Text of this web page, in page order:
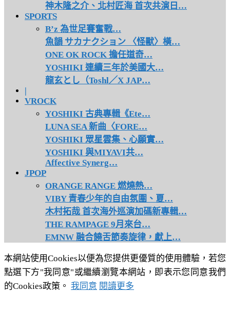
神木隆之介、北村匠海 首次共演日…
SPORTS
B’z 為世足賽奮戰…
魚韻 サカナクション 〈怪獸〉橫…
ONE OK ROCK 擔任道奇…
YOSHIKI 連續三年於美國大…
龍玄とし（Toshl／X JAP…
|
VROCK
YOSHIKI 古典專輯《Ete…
LUNA SEA 新曲〈FORE…
YOSHIKI 眾星雲集、心願實…
YOSHIKI 與MIYAVI共…
Affective Synerg…
JPOP
ORANGE RANGE 燃燒熱…
VIBY 青春少年的自由氛圍、夏…
木村拓哉 首次海外巡演加碼新專輯…
THE RAMPAGE 9月來台…
EMNW 融合饒舌節奏旋律，獻上…
本網站使用Cookies以便為您提供更優質的使用體驗，若您
點選下方"我同意"或繼續瀏覽本網站，即表示您同意我們
的Cookies政策。 我同意 閱讀更多